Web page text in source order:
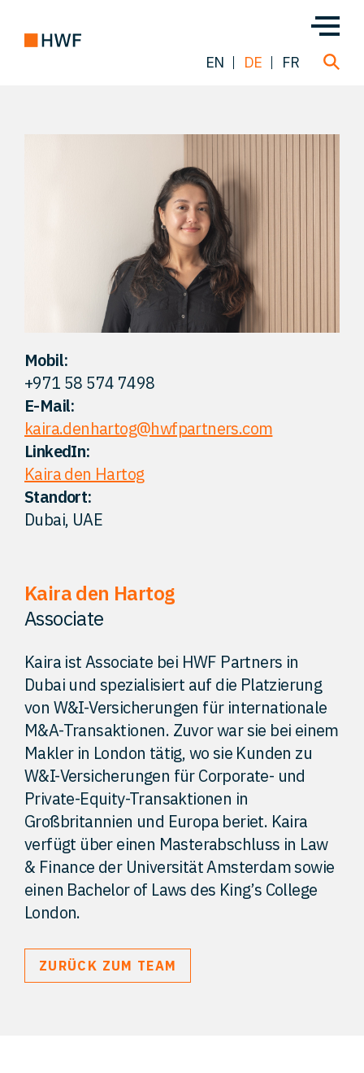
Über uns
Team
Lösungen
Einblicke
Kontakt
EN DE FR
Mobil:
+971 58 574 7498
E-Mail:
kaira.denhartog@hwfpartners.com
LinkedIn:
Kaira den Hartog
Standort:
Dubai, UAE
Kaira den Hartog
Associate
Kaira ist Associate bei HWF Partners in
Dubai und spezialisiert auf die Platzierung
von W&I-Versicherungen für internationale
M&A-Transaktionen. Zuvor war sie bei einem
Makler in London tätig, wo sie Kunden zu
W&I-Versicherungen für Corporate- und
Private-Equity-Transaktionen in
Großbritannien und Europa beriet. Kaira
verfügt über einen Masterabschluss in Law
& Finance der Universität Amsterdam sowie
einen Bachelor of Laws des King’s College
London.
ZURÜCK ZUM TEAM